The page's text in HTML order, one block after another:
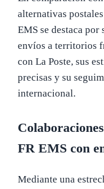
alternativas
EMS se destaca
envíos a territorios
con La Poste, sus
precisas y su
internacional.
FR EMS con
Mediante una